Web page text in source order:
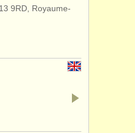
9RD, Royaume-